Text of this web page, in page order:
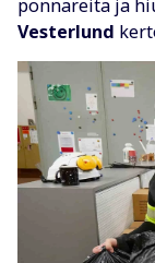
ponnareita ja
Vesterlund